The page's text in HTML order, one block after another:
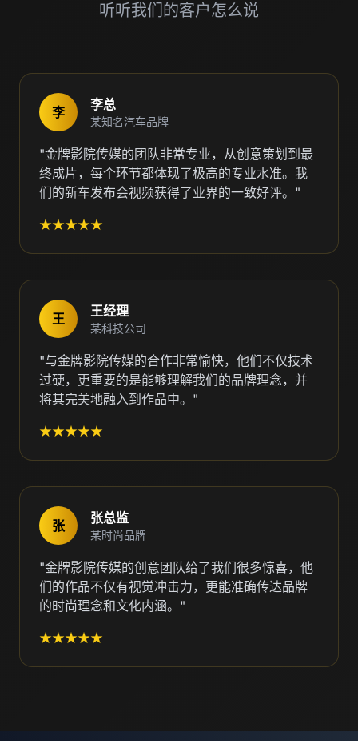
听听我们的客户怎么说
李 李总
某知名汽车品牌
"金牌影院传媒的团队非常专业，从创意策划到最
终成片，每个环节都体现了极高的专业水准。我
们的新车发布会视频获得了业界的一致好评。"
★★★★★
王 王经理
某科技公司
"与金牌影院传媒的合作非常愉快，他们不仅技术
过硬，更重要的是能够理解我们的品牌理念，并
将其完美地融入到作品中。"
★★★★★
张 张总监
某时尚品牌
"金牌影院传媒的创意团队给了我们很多惊喜，他
们的作品不仅有视觉冲击力，更能准确传达品牌
的时尚理念和文化内涵。"
★★★★★